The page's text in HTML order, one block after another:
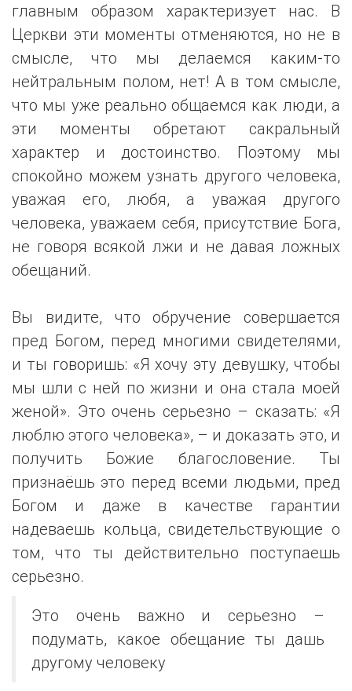
главным образом характеризует нас. В
Церкви эти моменты отменяются, но не в
смысле, что мы делаемся каким-то
нейтральным полом, нет! А в том смысле,
что мы уже реально общаемся как люди, а
эти моменты обретают сакральный
характер и достоинство. Поэтому мы
спокойно можем узнать другого человека,
уважая его, любя, а уважая другого
человека, уважаем себя, присутствие Бога,
не говоря всякой лжи и не давая ложных
обещаний.
Вы видите, что обручение совершается
пред Богом, перед многими свидетелями,
и ты говоришь: «Я хочу эту девушку, чтобы
мы шли с ней по жизни и она стала моей
женой». Это очень серьезно – сказать: «Я
люблю этого человека», – и доказать это, и
получить Божие благословение. Ты
признаёшь это перед всеми людьми, пред
Богом и даже в качестве гарантии
надеваешь кольца, свидетельствующие о
том, что ты действительно поступаешь
серьезно.
Это очень важно и серьезно –
подумать, какое обещание ты дашь
другому человеку